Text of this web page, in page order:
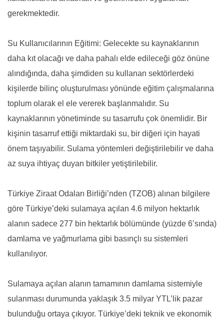
gerekmektedir.
Su Kullanıcılarının Eğitimi: Gelecekte su kaynaklarının
daha kıt olacağı ve daha pahalı elde edileceği göz önüne
alındığında, daha şimdiden su kullanan sektörlerdeki
kişilerde bilinç oluşturulması yönünde eğitim çalışmalarına
toplum olarak el ele vererek başlanmalıdır. Su
kaynaklarının yönetiminde su tasarrufu çok önemlidir. Bir
kişinin tasarruf ettiği miktardaki su, bir diğeri için hayati
önem taşıyabilir. Sulama yöntemleri değiştirilebilir ve daha
az suya ihtiyaç duyan bitkiler yetiştirilebilir.
Türkiye Ziraat Odaları Birliği’nden (TZOB) alınan bilgilere
göre Türkiye’deki sulamaya açılan 4.6 milyon hektarlık
alanın sadece 277 bin hektarlık bölümünde (yüzde 6’sında)
damlama ve yağmurlama gibi basınçlı su sistemleri
kullanılıyor.
Sulamaya açılan alanın tamamının damlama sistemiyle
sulanması durumunda yaklaşık 3.5 milyar YTL’lik pazar
bulunduğu ortaya çıkıyor. Türkiye’deki teknik ve ekonomik